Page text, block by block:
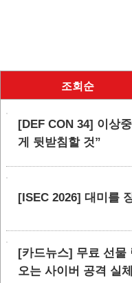
조회순
[DEF CON 34] 이상
게 뒷받침할 것”
[ISEC 2026] 대미를
[카드뉴스] 무료 선물
오는 사이버 공격 실체